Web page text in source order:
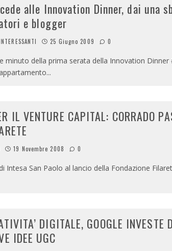
alle Innovation Dinner, dai una
e blogger
25 Giugno 2009 0
minuto della prima serata della Innovation
...
IL VENTURE CAPITAL: CORRADO
19 Novembre 2008 0
Intesa San Paolo al lancio della Fondazione
DIGITALE, GOOGLE
IDEE UGC